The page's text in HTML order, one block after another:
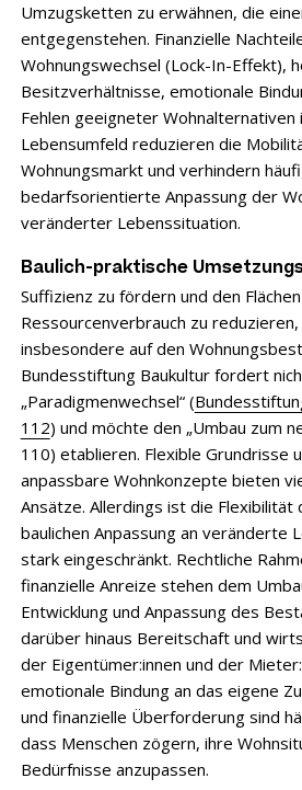
Umzugsketten zu erwähnen, die
entgegenstehen. Finanzielle
Wohnungswechsel (Lock-In-Effekt),
Besitzverhältnisse, emotionale
Fehlen geeigneter
Lebensumfeld reduzieren die
Wohnungsmarkt und verhindern
bedarfsorientierte Anpassung der
veränderter Lebenssituation.
Baulich-praktische
Suffizienz zu fördern und den
Ressourcenverbrauch zu
insbesondere auf den
Bundesstiftung Baukultur fordert
„Paradigmenwechsel“ (
112) und möchte den „Umbau zum
110) etablieren. Flexible Grundrisse
anpassbare Wohnkonzepte bieten
Ansätze. Allerdings ist die Flexibilität
baulichen Anpassung an veränderte
stark eingeschränkt. Rechtliche
finanzielle Anreize stehen dem
Entwicklung und Anpassung des
darüber hinaus Bereitschaft und
der Eigentümer:innen und der
emotionale Bindung an das eigene
und finanzielle Überforderung sind
dass Menschen zögern, ihre
Bedürfnisse anzupassen.